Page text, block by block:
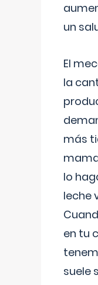
un
El
la
más
lo
leche
en tu
suele